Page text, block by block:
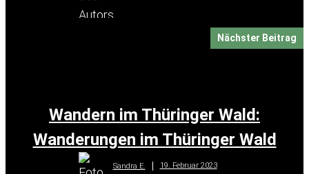
Nächster Beitrag
Wandern im Thüringer Wald:
Wanderungen im Thüringer Wald
Sandra E. 19. Februar 2023